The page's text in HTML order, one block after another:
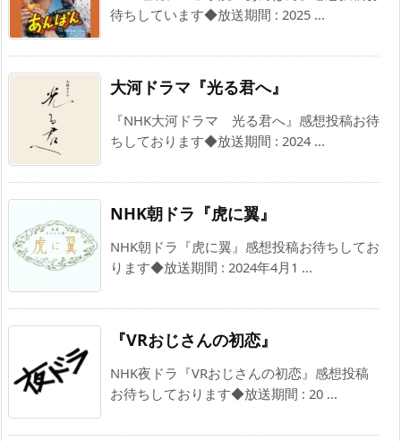
待ちしています◆放送期間 : 2025 ...
大河ドラマ『光る君へ』
『NHK大河ドラマ 光る君へ』感想投稿お待
ちしております◆放送期間 : 2024 ...
NHK朝ドラ『虎に翼』
NHK朝ドラ『虎に翼』感想投稿お待ちしてお
ります◆放送期間 : 2024年4月1 ...
『VRおじさんの初恋』
NHK夜ドラ『VRおじさんの初恋』感想投稿
お待ちしております◆放送期間 : 20 ...